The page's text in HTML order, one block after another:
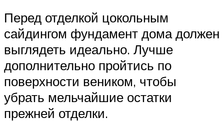
Перед отделкой цокольным
сайдингом фундамент дома должен
выглядеть идеально. Лучше
дополнительно пройтись по
поверхности веником, чтобы
убрать мельчайшие остатки
прежней отделки.